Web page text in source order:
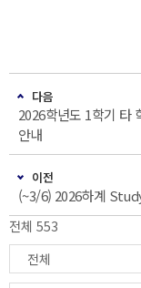
다음
2026학년도 1학기 타
안내
이전
(~3/6) 2026하계
전체 553